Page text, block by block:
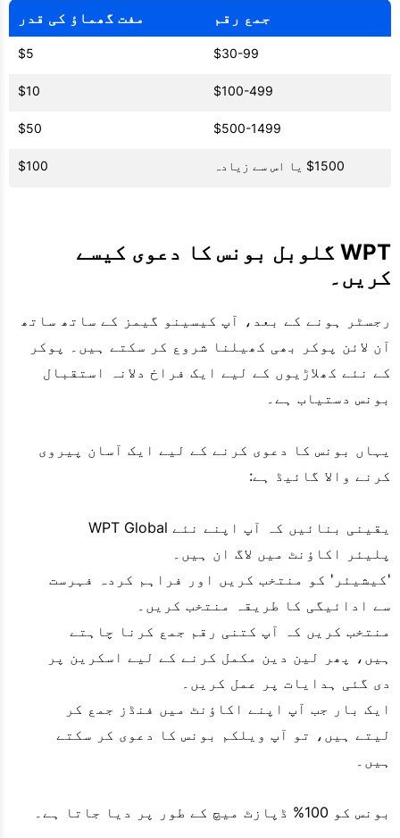
جمع رقم مفت گھماؤ کی قدر
$30-99
$5
$100-499
$10
$500-1499
$50
$1500 یا اس سے زیادہ $100
WPT گلوبل بونس کا دعوی کیسے
کریں۔
رجسٹر ہونے کے بعد، آپ کیسینو گیمز کے ساتھ ساتھ
آن لائن پوکر بھی کھیلنا شروع کر سکتے ہیں۔ پوکر
کے نئے کھلاڑیوں کے لیے ایک فراخ دلانہ استقبال
بونس دستیاب ہے۔
یہاں بونس کا دعوی کرنے کے لیے ایک آسان پیروی
کرنے والا گائیڈ ہے:
یقینی بنائیں کہ آپ اپنے نئے WPT Global
پلیئر اکاؤنٹ میں لاگ ان ہیں۔
'کیشیئر' کو منتخب کریں اور فراہم کردہ فہرست
سے ادائیگی کا طریقہ منتخب کریں۔
منتخب کریں کہ آپ کتنی رقم جمع کرنا چاہتے
ہیں، پھر لین دین مکمل کرنے کے لیے اسکرین پر
دی گئی ہدایات پر عمل کریں۔
ایک بار جب آپ اپنے اکاؤنٹ میں فنڈز جمع کر
لیتے ہیں، تو آپ ویلکم بونس کا دعوی کر سکتے
ہیں۔
بونس کو 100% ڈپازٹ میچ کے طور پر دیا جاتا ہے۔